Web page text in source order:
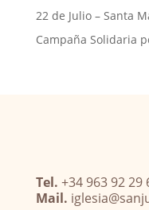
22 de Julio – Santa
Campaña Solidaria
Tel. +34 963 92 29
Mail.